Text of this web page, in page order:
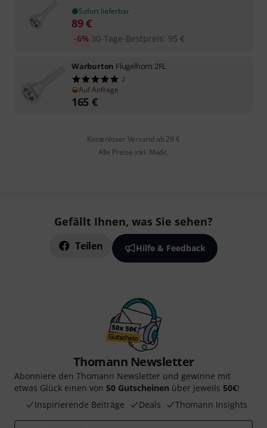
Sofort lieferbar
89€
30-Tage-Bestpreis: 95 €
-6%
Warburton Flugelhorn 2FL
2
Auf Anfrage
165 €
Kostenloser Versand ab 29 €
Alle Preise inkl. MwSt.
Gefällt Ihnen, was Sie sehen?
Teilen Hilfe & Feedback
Thomann Newsletter
Abonniere den Thomann Newsletter und gewinne mit
etwas Glück einen von 50 Gutscheinen über jeweils 50€!
Inspirierende Beiträge
Deals Thomann Insights